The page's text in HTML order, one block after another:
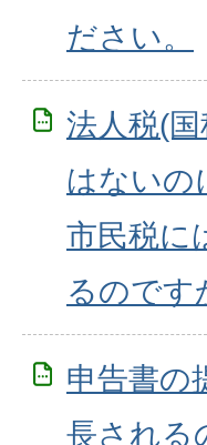
ださい。
法人税(
はないの
市民税に
るのです
申告書の
長される